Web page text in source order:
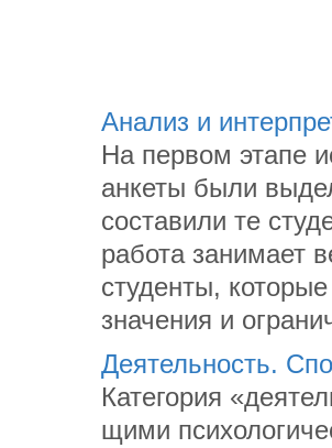
Анализ и
На первом этапе
анкеты были
составили те
работа занимает
студенты,
значения и
Деятельность.
Категория
щими